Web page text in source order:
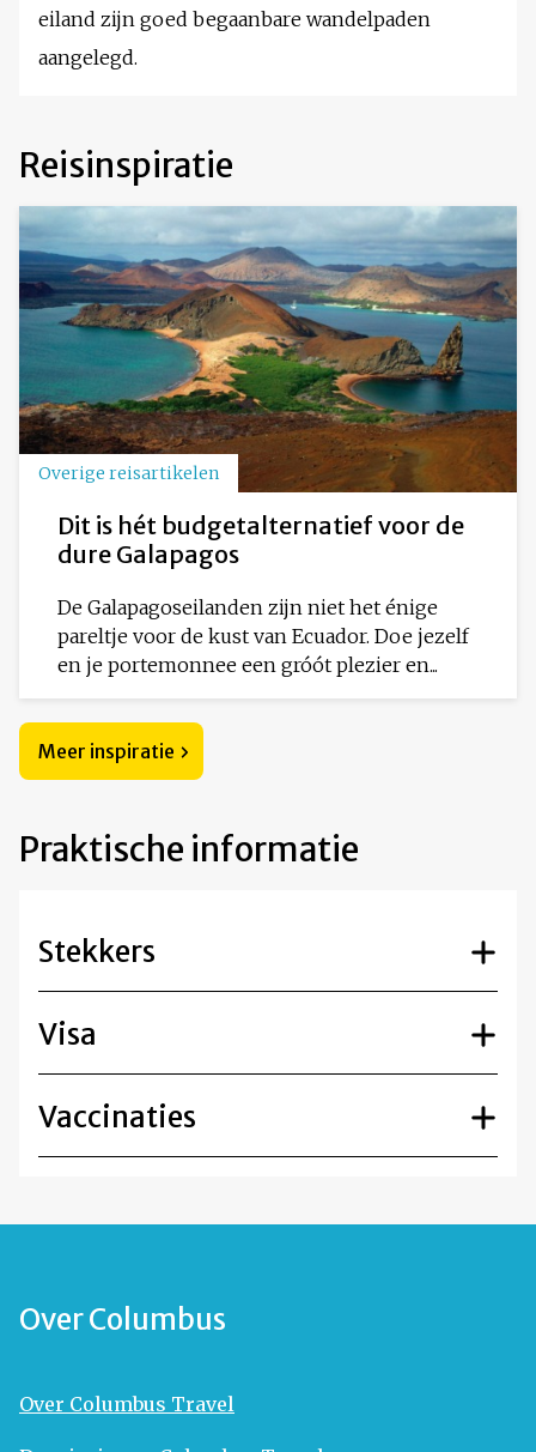
eiland zijn goed begaanbare wandelpaden
aangelegd.
Reisinspiratie
Overige reisartikelen
Dit is hét budgetalternatief voor de
dure Galapagos
De Galapagoseilanden zijn niet het énige
pareltje voor de kust van Ecuador. Doe jezelf
en je portemonnee een gróót plezier en...
Meer inspiratie
Praktische informatie
Stekkers
Visa
Vaccinaties
Over Columbus
Over Columbus Travel